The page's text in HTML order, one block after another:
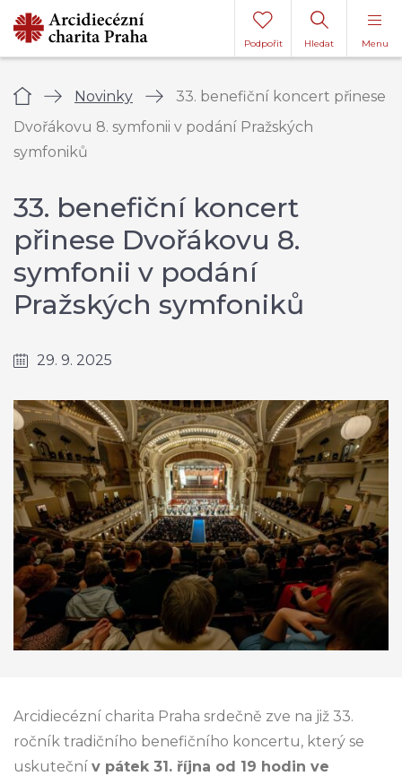
Menu
Hledat
Podpořit
Úvod Novinky
33. benefiční koncert přinese
Dvořákovu 8. symfonii v podání Pražských
symfoniků
33. benefiční koncert
přinese Dvořákovu 8.
symfonii v podání
Pražských symfoniků
29. 9. 2025
Arcidiecézní charita Praha srdečně zve na již 33.
ročník tradičního benefičního koncertu, který se
uskuteční v pátek 31. října od 19 hodin ve